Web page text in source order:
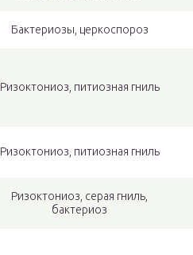
Бактериозы, церкоспороз
Ризоктониоз, питиозная гниль
Ризоктониоз, питиозная гниль
Ризоктониоз, серая гниль,
бактериоз